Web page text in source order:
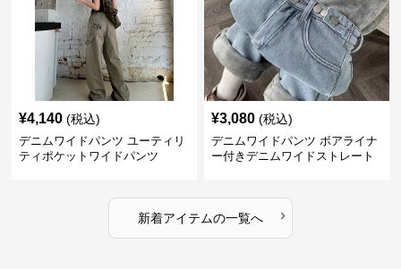
¥4,140 (税込)
デニムワイドパンツ ユーティリ
ティポケットワイドパンツ
¥3,080 (税込)
デニムワイドパンツ ボアライナ
ー付きデニムワイドストレート
新着アイテムの一覧へ ›